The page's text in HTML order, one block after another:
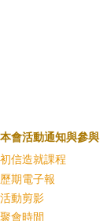
本會活動通知與參與
初信造就課程
歷期電子報
活動剪影
聚會時間